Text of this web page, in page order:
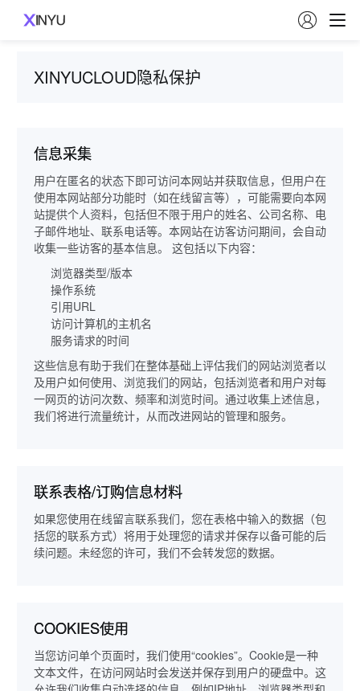

XINYUCLOUD隐私保护
信息采集
用户在匿名的状态下即可访问本网站并获取信息，但用户在
使用本网站部分功能时（如在线留言等），可能需要向本网
站提供个人资料，包括但不限于用户的姓名、公司名称、电
子邮件地址、联系电话等。本网站在访客访问期间，会自动
收集一些访客的基本信息。 这包括以下内容：
浏览器类型/版本
操作系统
引用URL
访问计算机的主机名
服务请求的时间
这些信息有助于我们在整体基础上评估我们的网站浏览者以
及用户如何使用、浏览我们的网站，包括浏览者和用户对每
一网页的访问次数、频率和浏览时间。通过收集上述信息，
我们将进行流量统计，从而改进网站的管理和服务。
联系表格/订购信息材料
如果您使用在线留言联系我们，您在表格中输入的数据（包
括您的联系方式）将用于处理您的请求并保存以备可能的后
续问题。未经您的许可，我们不会转发您的数据。
COOKIES使用
当您访问单个页面时，我们使用“cookies”。Cookie是一种
文本文件，在访问网站时会发送并保存到用户的硬盘中。这